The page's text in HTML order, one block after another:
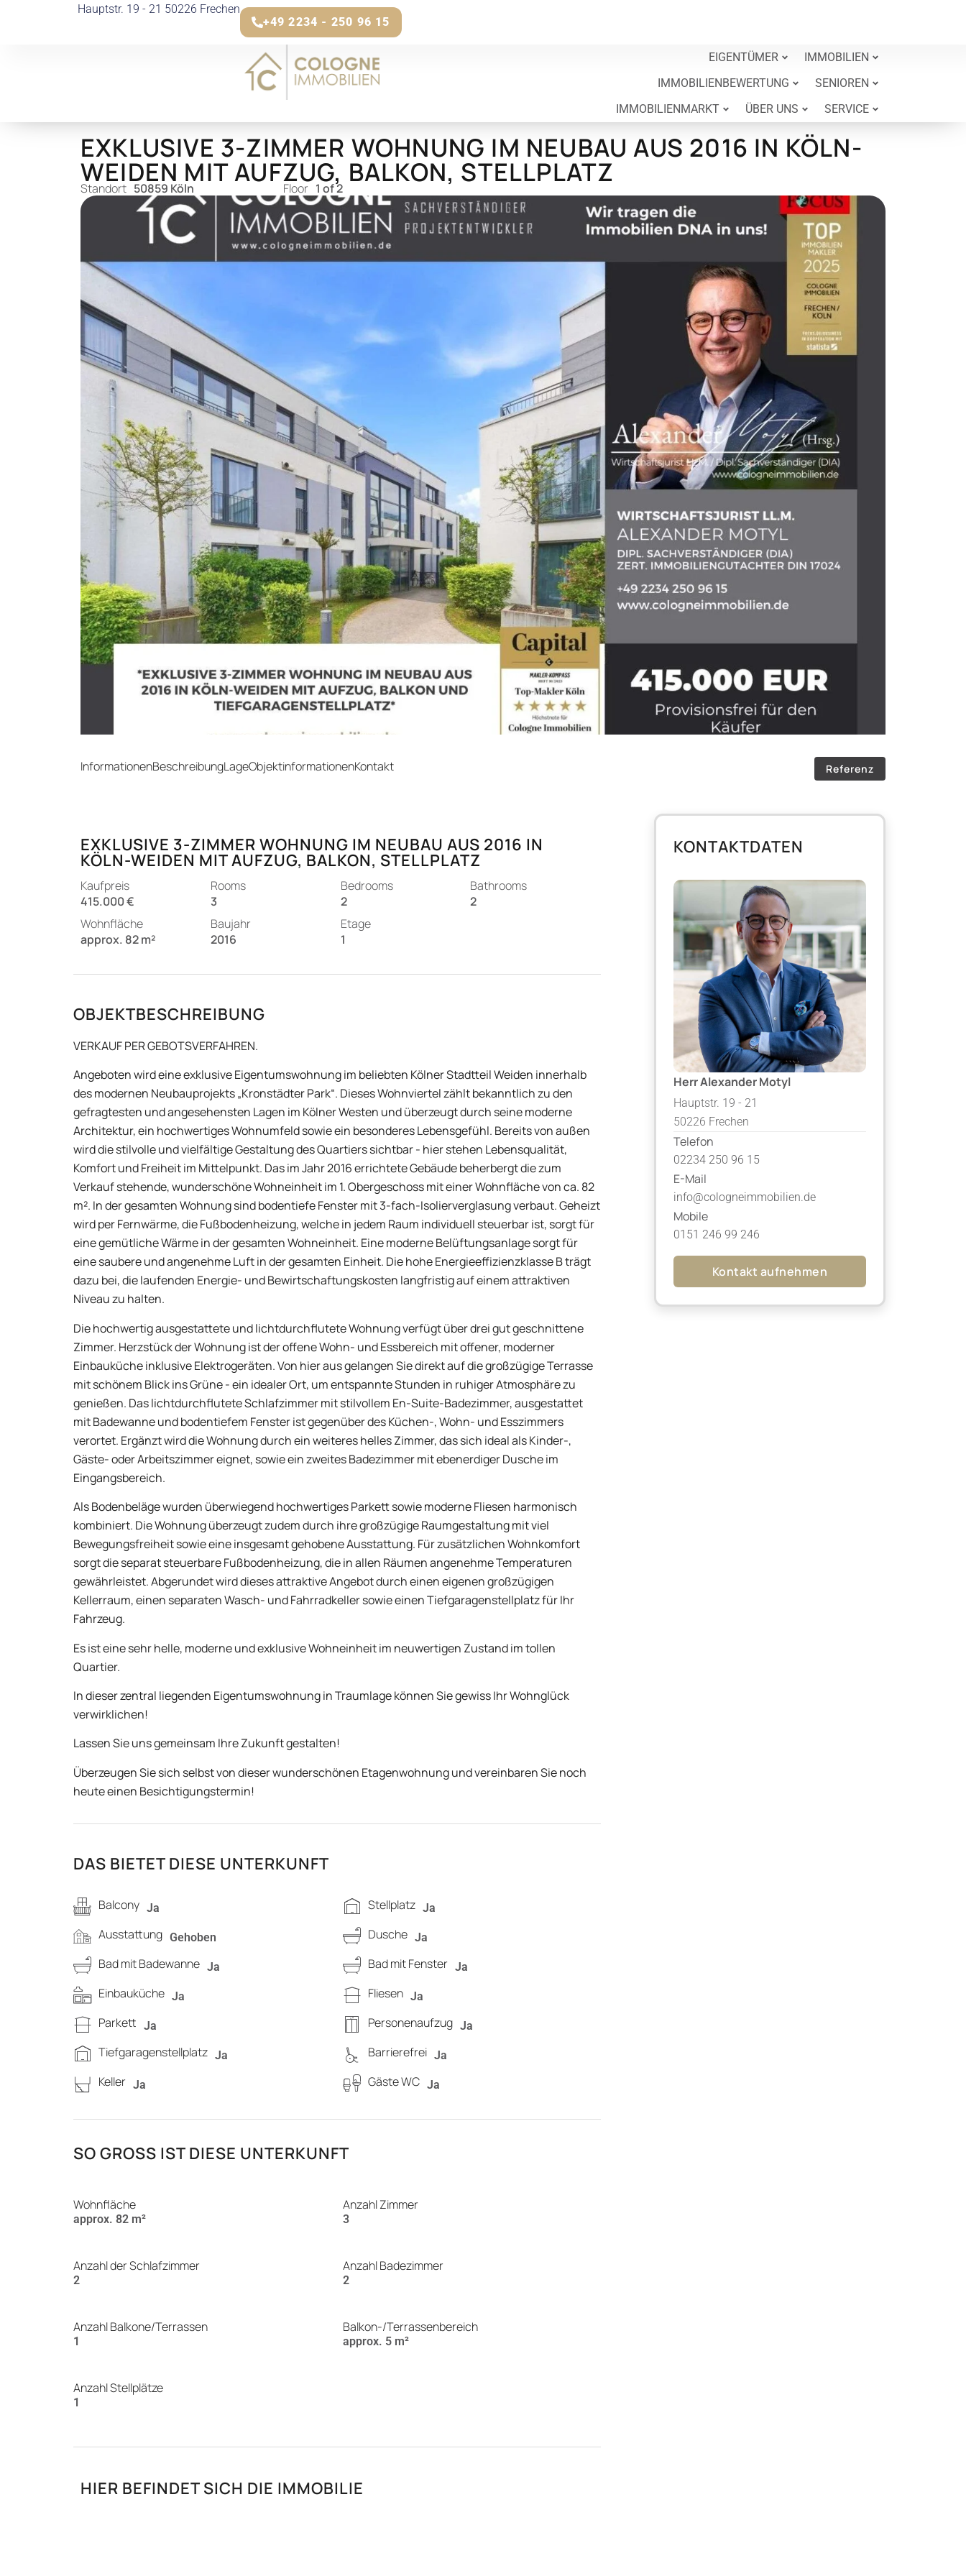
Hauptstr. 19 - 21 50226 Frechen
+49 2234 - 250 96 15
EIGENTÜMER
IMMOBILIEN
IMMOBILIENBEWERTUNG
SENIOREN
IMMOBILIENMARKT
ÜBER UNS SERVICE
EXKLUSIVE 3-ZIMMER WOHNUNG IM NEUBAU AUS 2016 IN KÖLN-
WEIDEN MIT AUFZUG, BALKON, STELLPLATZ
Standort 50859 Köln Floor 1 of 2
InformationenBeschreibungLageObjektinformationenKontakt Referenz
EXKLUSIVE 3-ZIMMER WOHNUNG IM NEUBAU AUS 2016 IN
KÖLN-WEIDEN MIT AUFZUG, BALKON, STELLPLATZ
Kaufpreis
415.000 €
Rooms
3
Bedrooms
2
Bathrooms
2
Wohnfläche
approx. 82 m²
Baujahr
2016
Etage
1
OBJEKTBESCHREIBUNG
VERKAUF PER GEBOTSVERFAHREN.
Angeboten wird eine exklusive Eigentumswohnung im beliebten Kölner Stadtteil Weiden innerhalb
des modernen Neubauprojekts „Kronstädter Park“. Dieses Wohnviertel zählt bekanntlich zu den
gefragtesten und angesehensten Lagen im Kölner Westen und überzeugt durch seine moderne
Architektur, ein hochwertiges Wohnumfeld sowie ein besonderes Lebensgefühl. Bereits von außen
wird die stilvolle und vielfältige Gestaltung des Quartiers sichtbar - hier stehen Lebensqualität,
Komfort und Freiheit im Mittelpunkt. Das im Jahr 2016 errichtete Gebäude beherbergt die zum
Verkauf stehende, wunderschöne Wohneinheit im 1. Obergeschoss mit einer Wohnfläche von ca. 82
m². In der gesamten Wohnung sind bodentiefe Fenster mit 3-fach-Isolierverglasung verbaut. Geheizt
wird per Fernwärme, die Fußbodenheizung, welche in jedem Raum individuell steuerbar ist, sorgt für
eine gemütliche Wärme in der gesamten Wohneinheit. Eine moderne Belüftungsanlage sorgt für
eine saubere und angenehme Luft in der gesamten Einheit. Die hohe Energieeffizienzklasse B trägt
dazu bei, die laufenden Energie- und Bewirtschaftungskosten langfristig auf einem attraktiven
Niveau zu halten.
Die hochwertig ausgestattete und lichtdurchflutete Wohnung verfügt über drei gut geschnittene
Zimmer. Herzstück der Wohnung ist der offene Wohn- und Essbereich mit offener, moderner
Einbauküche inklusive Elektrogeräten. Von hier aus gelangen Sie direkt auf die großzügige Terrasse
mit schönem Blick ins Grüne - ein idealer Ort, um entspannte Stunden in ruhiger Atmosphäre zu
genießen. Das lichtdurchflutete Schlafzimmer mit stilvollem En-Suite-Badezimmer, ausgestattet
mit Badewanne und bodentiefem Fenster ist gegenüber des Küchen-, Wohn- und Esszimmers
verortet. Ergänzt wird die Wohnung durch ein weiteres helles Zimmer, das sich ideal als Kinder-,
Gäste- oder Arbeitszimmer eignet, sowie ein zweites Badezimmer mit ebenerdiger Dusche im
Eingangsbereich.
Als Bodenbeläge wurden überwiegend hochwertiges Parkett sowie moderne Fliesen harmonisch
kombiniert. Die Wohnung überzeugt zudem durch ihre großzügige Raumgestaltung mit viel
Bewegungsfreiheit sowie eine insgesamt gehobene Ausstattung. Für zusätzlichen Wohnkomfort
sorgt die separat steuerbare Fußbodenheizung, die in allen Räumen angenehme Temperaturen
gewährleistet. Abgerundet wird dieses attraktive Angebot durch einen eigenen großzügigen
Kellerraum, einen separaten Wasch- und Fahrradkeller sowie einen Tiefgaragenstellplatz für Ihr
Fahrzeug.
Es ist eine sehr helle, moderne und exklusive Wohneinheit im neuwertigen Zustand im tollen
Quartier.
In dieser zentral liegenden Eigentumswohnung in Traumlage können Sie gewiss Ihr Wohnglück
verwirklichen!
Lassen Sie uns gemeinsam Ihre Zukunft gestalten!
Überzeugen Sie sich selbst von dieser wunderschönen Etagenwohnung und vereinbaren Sie noch
heute einen Besichtigungstermin!
DAS BIETET DIESE UNTERKUNFT
Balcony Ja Stellplatz Ja
Ausstattung Gehoben Dusche Ja
Bad mit Badewanne Ja Bad mit Fenster Ja
Einbauküche Ja Fliesen Ja
Parkett Ja Personenaufzug Ja
Tiefgaragenstellplatz Ja Barrierefrei Ja
Keller Ja Gäste WC Ja
SO GROSS IST DIESE UNTERKUNFT
Wohnfläche
approx. 82 m²
Anzahl Zimmer
3
Anzahl der Schlafzimmer
2
Anzahl Badezimmer
2
Anzahl Balkone/Terrassen
1
Balkon-/Terrassenbereich
approx. 5 m²
Anzahl Stellplätze
1
KONTAKTDATEN
Herr Alexander Motyl
Hauptstr. 19 - 21
50226 Frechen
Telefon
02234 250 96 15
E-Mail
info@cologneimmobilien.de
Mobile
0151 246 99 246
Kontakt aufnehmen
HIER BEFINDET SICH DIE IMMOBILIE